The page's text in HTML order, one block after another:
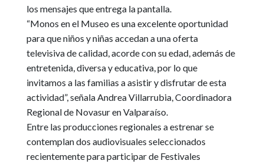
los mensajes que entrega la pantalla.
“Monos en el Museo es una excelente oportunidad
para que niños y niñas accedan a una oferta
televisiva de calidad, acorde con su edad, además de
entretenida, diversa y educativa, por lo que
invitamos a las familias a asistir y disfrutar de esta
actividad”, señala Andrea Villarrubia, Coordinadora
Regional de Novasur en Valparaíso.
Entre las producciones regionales a estrenar se
contemplan dos audiovisuales seleccionados
recientemente para participar de Festivales